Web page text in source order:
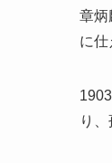
章炳
に仕
り